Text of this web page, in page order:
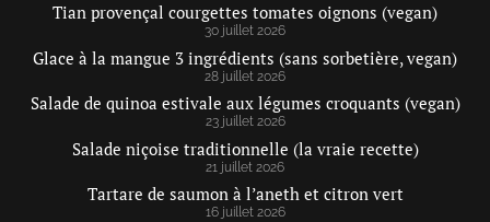
Tian provençal courgettes tomates oignons (vegan)
30 juillet 2026
Glace à la mangue 3 ingrédients (sans sorbetière, vegan)
28 juillet 2026
Salade de quinoa estivale aux légumes croquants (vegan)
23 juillet 2026
Salade niçoise traditionnelle (la vraie recette)
21 juillet 2026
Tartare de saumon à l’aneth et citron vert
16 juillet 2026